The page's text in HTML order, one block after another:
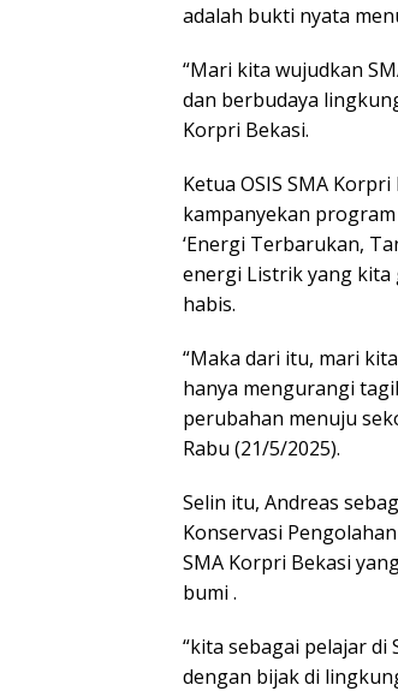
adalah bukti nyata
“Mari kita wujudkan
dan berbudaya
Korpri Bekasi.
Ketua OSIS SMA
kampanyekan
‘Energi Terbarukan,
energi Listrik yang kita
habis.
“Maka dari itu, mari
hanya mengurangi
perubahan menuju
Rabu (21/5/2025).
Selin itu, Andreas
Konservasi
SMA Korpri Bekasi
bumi .
“kita sebagai pelajar di
dengan bijak di